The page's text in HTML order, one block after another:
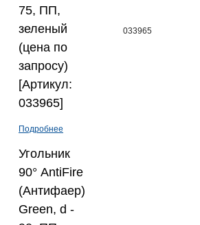
75, ПП,
зеленый
(цена по
запросу)
[Артикул:
033965]
Подробнее
033965
Угольник
90° AntiFire
(Антифаер)
Green, d -